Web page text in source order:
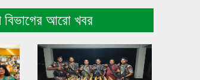
বিভাগের আরো খবর